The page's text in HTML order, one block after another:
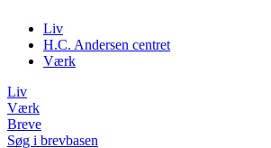
Liv
H.C. Andersen centret
Værk
Liv
Værk
Breve
Søg i brevbasen